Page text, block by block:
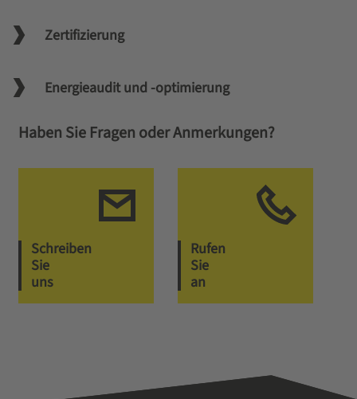
Zertifizierung
Energieaudit und -optimierung
Haben Sie Fragen oder Anmerkungen?
Schreiben
Sie
uns
Rufen
Sie
an